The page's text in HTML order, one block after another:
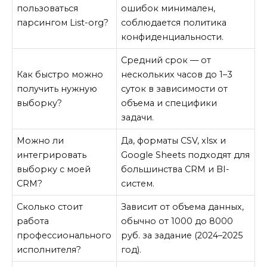
пользоваться
парсингом List-org?
ошибок минимален,
соблюдается политика
конфиденциальности.
Как быстро можно
получить нужную
выборку?
Средний срок — от
нескольких часов до 1–3
суток в зависимости от
объема и специфики
задачи.
Можно ли
интегрировать
выборку с моей
CRM?
Да, форматы CSV, xlsx и
Google Sheets подходят для
большинства CRM и BI-
систем.
Сколько стоит
работа
профессионального
исполнителя?
Зависит от объема данных,
обычно от 1000 до 8000
руб. за задание (2024–2025
год).